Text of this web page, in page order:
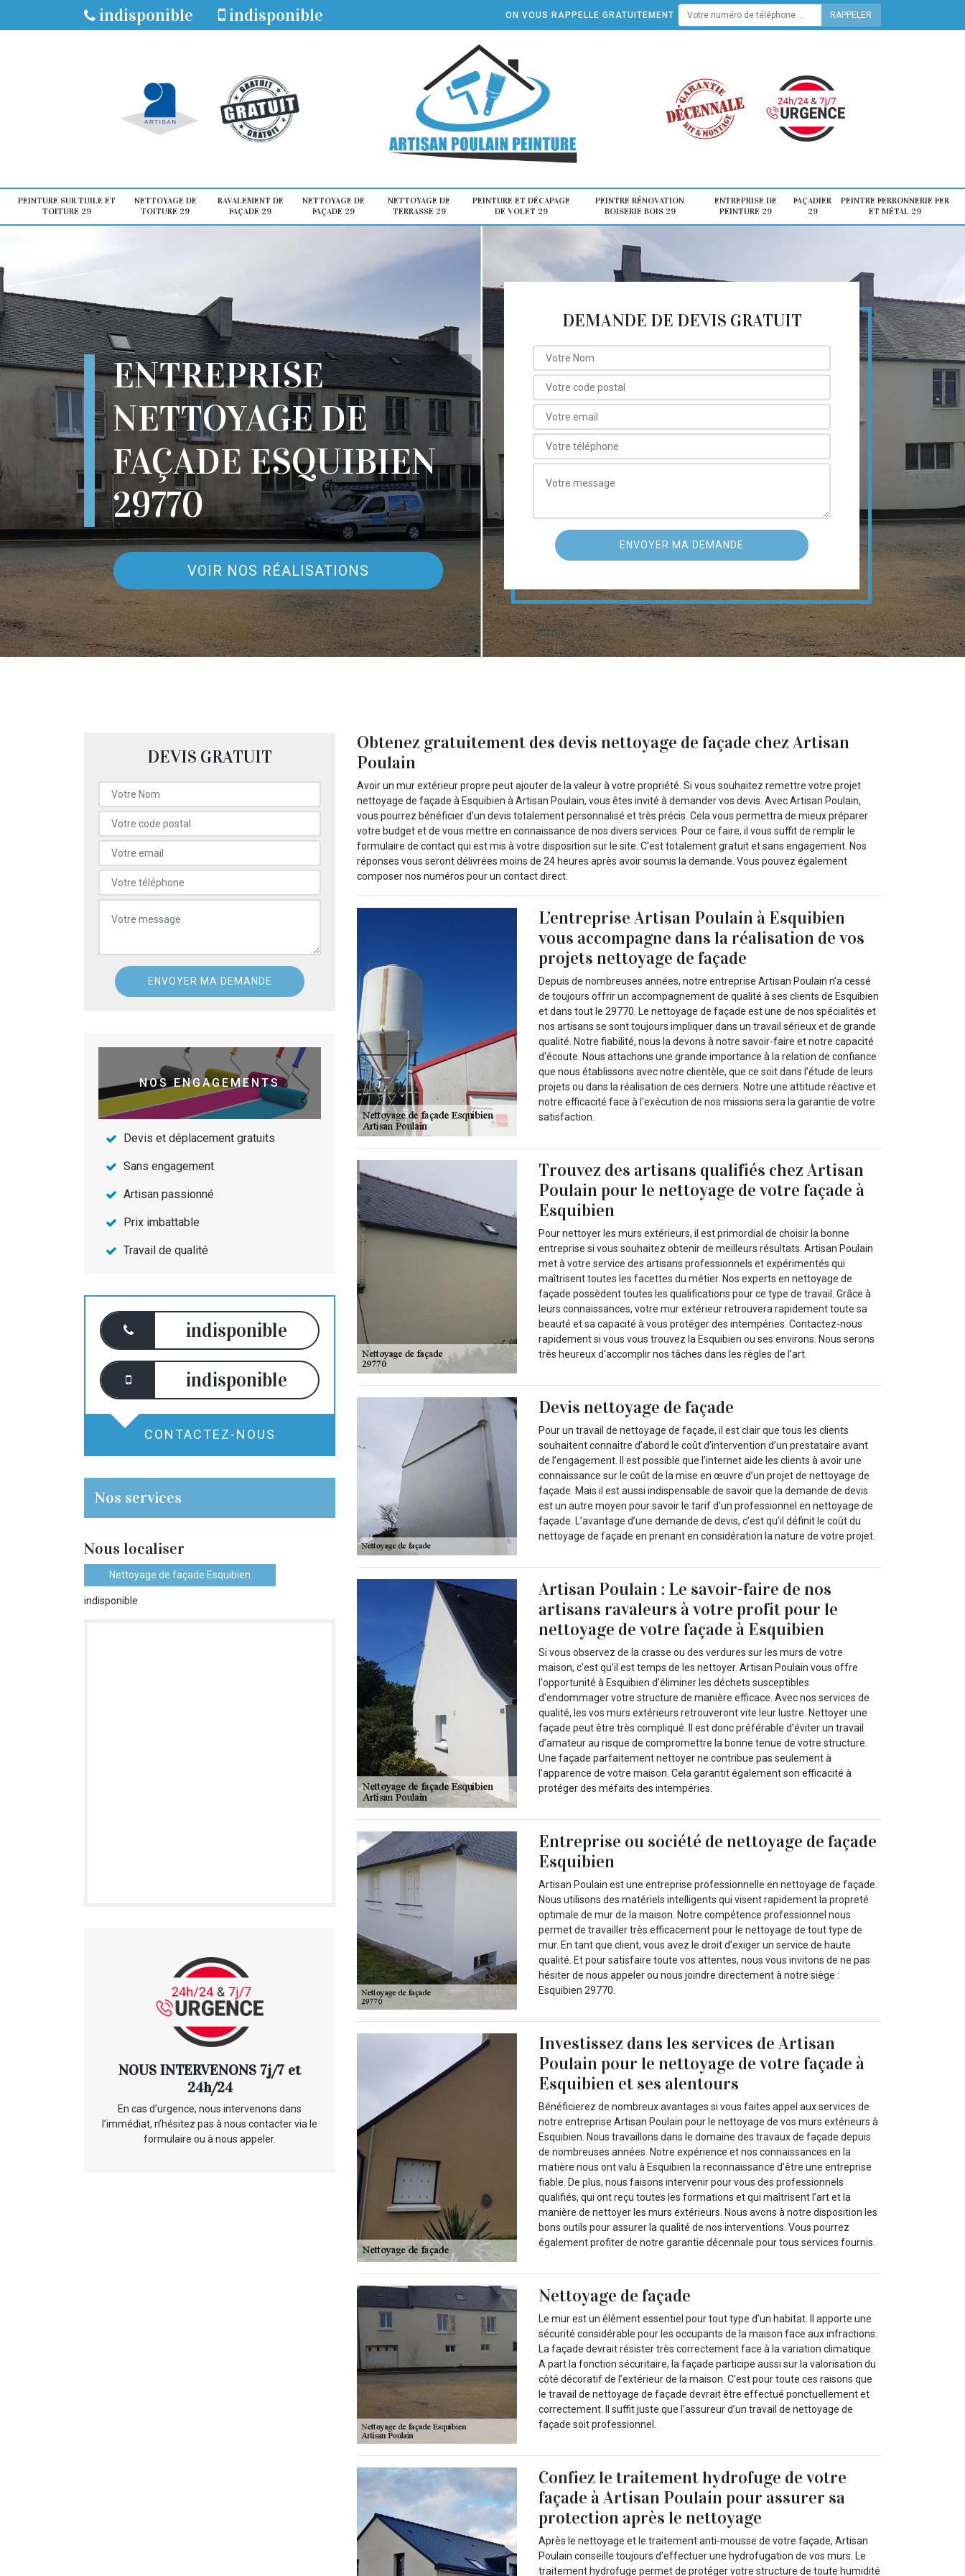
indisponible indisponible ON VOUS RAPPELLE GRATUITEMENT
PEINTURE SUR TUILE ET
TOITURE 29
NETTOYAGE DE
TOITURE 29
RAVALEMENT DE
FAÇADE 29
NETTOYAGE DE
FAÇADE 29
NETTOYAGE DE
TERRASSE 29
PEINTURE ET DÉCAPAGE
DE VOLET 29
PEINTRE RÉNOVATION
BOISERIE BOIS 29
ENTREPRISE DE
PEINTURE 29
FAÇADIER
29
PEINTRE FERRONNERIE FER
ET MÉTAL 29
ENTREPRISE
NETTOYAGE DE
FAÇADE ESQUIBIEN
29770
VOIR NOS RÉALISATIONS
DEMANDE DE DEVIS GRATUIT
DEVIS GRATUIT
NOS ENGAGEMENTS
Devis et déplacement gratuits
Sans engagement
Artisan passionné
Prix imbattable
Travail de qualité
indisponible
indisponible
CONTACTEZ-NOUS
Nos services
Nous localiser
Nettoyage de façade Esquibien
indisponible
NOUS INTERVENONS 7j/7 et
24h/24
En cas d’urgence, nous intervenons dans
l’immédiat, n’hésitez pas à nous contacter via le
formulaire ou à nous appeler.
Obtenez gratuitement des devis nettoyage de façade chez Artisan
Poulain
Avoir un mur extérieur propre peut ajouter de la valeur à votre propriété. Si vous souhaitez remettre votre projet
nettoyage de façade à Esquibien à Artisan Poulain, vous êtes invité à demander vos devis. Avec Artisan Poulain,
vous pourrez bénéficier d'un devis totalement personnalisé et très précis. Cela vous permettra de mieux préparer
votre budget et de vous mettre en connaissance de nos divers services. Pour ce faire, il vous suffit de remplir le
formulaire de contact qui est mis à votre disposition sur le site. C'est totalement gratuit et sans engagement. Nos
réponses vous seront délivrées moins de 24 heures après avoir soumis la demande. Vous pouvez également
composer nos numéros pour un contact direct.
L’entreprise Artisan Poulain à Esquibien
vous accompagne dans la réalisation de vos
projets nettoyage de façade
Depuis de nombreuses années, notre entreprise Artisan Poulain n’a cessé
de toujours offrir un accompagnement de qualité à ses clients de Esquibien
et dans tout le 29770. Le nettoyage de façade est une de nos spécialités et
nos artisans se sont toujours impliquer dans un travail sérieux et de grande
qualité. Notre fiabilité, nous la devons à notre savoir-faire et notre capacité
d'écoute. Nous attachons une grande importance à la relation de confiance
que nous établissons avec notre clientèle, que ce soit dans l’étude de leurs
projets ou dans la réalisation de ces derniers. Notre une attitude réactive et
notre efficacité face à l'exécution de nos missions sera la garantie de votre
satisfaction.
Trouvez des artisans qualifiés chez Artisan
Poulain pour le nettoyage de votre façade à
Esquibien
Pour nettoyer les murs extérieurs, il est primordial de choisir la bonne
entreprise si vous souhaitez obtenir de meilleurs résultats. Artisan Poulain
met à votre service des artisans professionnels et expérimentés qui
maîtrisent toutes les facettes du métier. Nos experts en nettoyage de
façade possèdent toutes les qualifications pour ce type de travail. Grâce à
leurs connaissances, votre mur extérieur retrouvera rapidement toute sa
beauté et sa capacité à vous protéger des intempéries. Contactez-nous
rapidement si vous vous trouvez la Esquibien ou ses environs. Nous serons
très heureux d'accomplir nos tâches dans les règles de l’art.
Devis nettoyage de façade
Pour un travail de nettoyage de façade, il est clair que tous les clients
souhaitent connaitre d’abord le coût d’intervention d’un prestataire avant
de l’engagement. Il est possible que l’internet aide les clients à avoir une
connaissance sur le coût de la mise en œuvre d’un projet de nettoyage de
façade. Mais il est aussi indispensable de savoir que la demande de devis
est un autre moyen pour savoir le tarif d’un professionnel en nettoyage de
façade. L’avantage d’une demande de devis, c’est qu’il définit le coût du
nettoyage de façade en prenant en considération la nature de votre projet.
Artisan Poulain : Le savoir-faire de nos
artisans ravaleurs à votre profit pour le
nettoyage de votre façade à Esquibien
Si vous observez de la crasse ou des verdures sur les murs de votre
maison, c’est qu’il est temps de les nettoyer. Artisan Poulain vous offre
l'opportunité à Esquibien d'éliminer les déchets susceptibles
d'endommager votre structure de manière efficace. Avec nos services de
qualité, les vos murs extérieurs retrouveront vite leur lustre. Nettoyer une
façade peut être très compliqué. Il est donc préférable d’éviter un travail
d’amateur au risque de compromettre la bonne tenue de votre structure.
Une façade parfaitement nettoyer ne contribue pas seulement à
l'apparence de votre maison. Cela garantit également son efficacité à
protéger des méfaits des intempéries.
Entreprise ou société de nettoyage de façade
Esquibien
Artisan Poulain est une entreprise professionnelle en nettoyage de façade.
Nous utilisons des matériels intelligents qui visent rapidement la propreté
optimale de mur de la maison. Notre compétence professionnel nous
permet de travailler très efficacement pour le nettoyage de tout type de
mur. En tant que client, vous avez le droit d’exiger un service de haute
qualité. Et pour satisfaire toute vos attentes, nous vous invitons de ne pas
hésiter de nous appeler ou nous joindre directement à notre siège :
Esquibien 29770.
Investissez dans les services de Artisan
Poulain pour le nettoyage de votre façade à
Esquibien et ses alentours
Bénéficierez de nombreux avantages si vous faites appel aux services de
notre entreprise Artisan Poulain pour le nettoyage de vos murs extérieurs à
Esquibien. Nous travaillons dans le domaine des travaux de façade depuis
de nombreuses années. Notre expérience et nos connaissances en la
matière nous ont valu à Esquibien la reconnaissance d’être une entreprise
fiable. De plus, nous faisons intervenir pour vous des professionnels
qualifiés, qui ont reçu toutes les formations et qui maîtrisent l’art et la
manière de nettoyer les murs extérieurs. Nous avons à notre disposition les
bons outils pour assurer la qualité de nos interventions. Vous pourrez
également profiter de notre garantie décennale pour tous services fournis.
Nettoyage de façade
Le mur est un élément essentiel pour tout type d’un habitat. Il apporte une
sécurité considérable pour les occupants de la maison face aux infractions.
La façade devrait résister très correctement face à la variation climatique.
A part la fonction sécuritaire, la façade participe aussi sur la valorisation du
côté décoratif de l’extérieur de la maison. C’est pour toute ces raisons que
le travail de nettoyage de façade devrait être effectué ponctuellement et
correctement. Il suffit juste que l’assureur d’un travail de nettoyage de
façade soit professionnel.
Confiez le traitement hydrofuge de votre
façade à Artisan Poulain pour assurer sa
protection après le nettoyage
Après le nettoyage et le traitement anti-mousse de votre façade, Artisan
Poulain conseille toujours d’effectuer une hydrofugation de vos murs. Le
traitement hydrofuge permet de protéger votre structure de toute humidité